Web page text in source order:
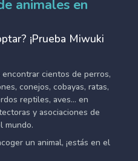
animales en
¡Prueba Miwuki
cientos de perros,
conejos, cobayas, ratas,
reptiles, aves... en
y asociaciones de
mundo.
un animal, ¡estás en el